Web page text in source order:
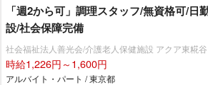
「週2から可」調理スタッフ/無資格可/日
設/社会保障完備
社会福祉法人善光会/介護老人保健施設 アクア東糀谷
時給1,226円～1,600円
アルバイト・パート / 東京都